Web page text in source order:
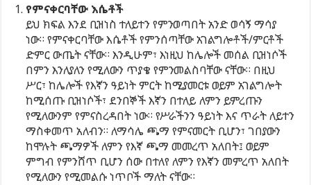
የምናቀርባቸው እሴቶች
ይህ ክፍል እንደ ቢዝነስ ተለይተን የምንወጣበት አንድ ወሳኝ ማሳያ
ነው። የምናቀርባቸው እሴቶች የምንሰጣቸው አገልግሎቶች/ምርቶች
ድምር ውጤት ናቸው። እንዲሁም፣ እነዚህ ከሌሎች መሰል ቢዝነሶች
በምን እንለያለን የሚለውን ጥያቄ የምንመልስባቸው ናቸው። በዚህ
ሥር፣ ከሌሎች የእኛን ዓይነት ምርት ከሚያመርቱ ወይም አገልግሎት
ከሚሰጡ ቢዝነሶች፣ ደንበኞች እኛን በተለይ ለምን ይምረጡን
የሚለውንም የምናስረዳበት ነው። የሥራችንን ዓይነት እና ጥራት ለይተን
ማስቀመጥ አለብን። ለማሳሌ ጫማ የምናመርት ቢሆን፣ ገበያውን
ከሞሉት ጫማዎች ለምን የእኛ ጫማ መመረጥ አለበት፤ ወይም
ምግብ የምንሸጥ ቢሆን ሰው በተለየ ለምን የእኛን መምረጥ አለበት
የሚለውን የሚመልሱ ነጥቦች ማለት ናቸው።